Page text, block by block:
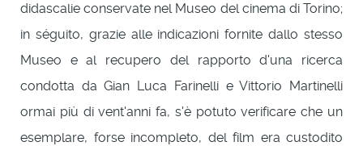
didascalie conservate nel Museo del cinema di Torino;
in séguito, grazie alle indicazioni fornite dallo stesso
Museo e al recupero del rapporto d'una ricerca
condotta da Gian Luca Farinelli e Vittorio Martinelli
ormai più di vent'anni fa, s'è potuto verificare che un
esemplare, forse incompleto, del film era custodito